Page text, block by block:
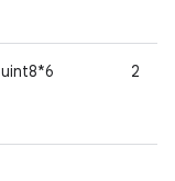
2
uint8*6